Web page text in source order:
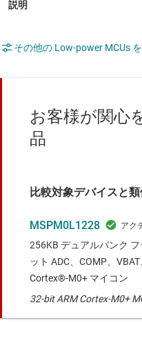
その他の Low-power MCUs
お客様が関心
品
比較対象デバイスと類
MSPM0L1228
256KB デュアルバンク
ット ADC、COMP、
Cortex®-M0+ マイコン
32-bit ARM Cortex-M0+